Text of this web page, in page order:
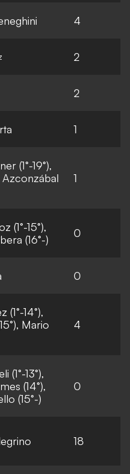
4
2
2
1
(1°-19°),
1
(1°-15°),
(16°-)
0
0
(1°-14°),
Mario
4
(1°-13°),
(14°),
(15°-)
0
18